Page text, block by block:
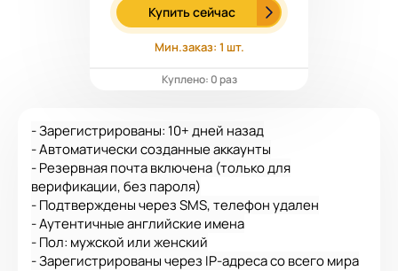
Купить сейчас
Мин.заказ: 1 шт.
Куплено: 0 раз
- Зарегистрированы: 10+ дней назад
- Автоматически созданные аккаунты
- Резервная почта включена (только для
верификации, без пароля)
- Подтверждены через SMS, телефон удален
- Аутентичные английские имена
- Пол: мужской или женский
- Зарегистрированы через IP-адреса со всего мира